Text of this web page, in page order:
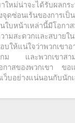
ใหม่น่าจะได้รับผลกร
จุดซ่อนเร้นของการเป็
ใบหน้าเหล่านี้มีโอกา
ามสะดวกและสบายใ
ให้แน่ใจว่าพวกเขาอ
กม และพวกเขาสาม
กาสของพวกเขา ขอ
ว็บอย่างแน่นอนกับนัก